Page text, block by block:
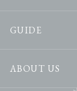
GUIDE
ABOUT US